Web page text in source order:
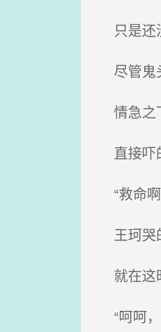
只是还
尽管鬼
情急之
直接吓
“救命
王珂哭
就在这
“呵呵